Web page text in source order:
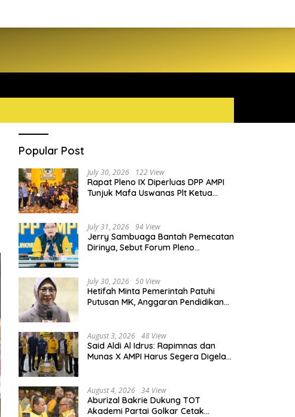
Popular Post
July 30, 2026 122 View
Rapat Pleno IX Diperluas DPP AMPI
Tunjuk Mafa Uswanas Plt Ketua
July 31, 2026 94 View
Jerry Sambuaga Bantah Pemecatan
Dirinya, Sebut Forum Pleno
July 30, 2026 50 View
Hetifah Minta Pemerintah Patuhi
Putusan MK, Anggaran Pendidikan
August 3, 2026 48 View
Said Aldi Al Idrus: Rapimnas dan
Munas X AMPI Harus Segera Digelar
August 4, 2026 34 View
Aburizal Bakrie Dukung TOT
Akademi Partai Golkar Cetak